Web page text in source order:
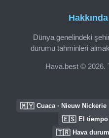
Dünya genelindeki
durumu tahminleri
Hava.best © 2026.
🇲🇾 Cuaca · Nieuw Nickerie
🇪🇸 El tiempo
🇹🇷 Hava